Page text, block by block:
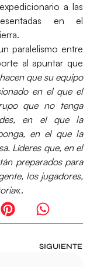
a las
en el
paralelismo entre
al apuntar que
que su equipo
en el que el
que no tenga
en el que la
en el que la
Líderes que, en el
preparados para
los jugadores,
«.
SIGUIENTE